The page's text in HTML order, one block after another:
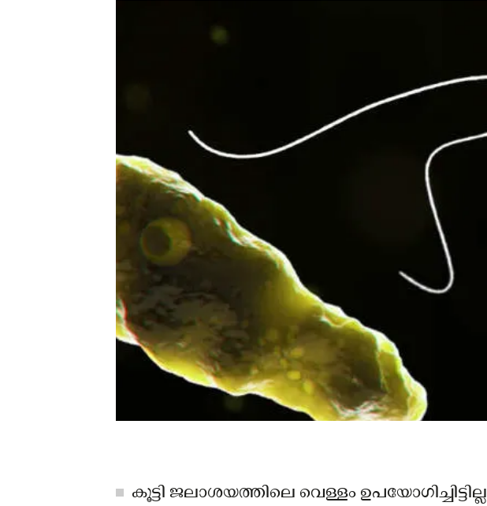
കൂട്ടി ജലാശയത്തിലെ വെള്ളം ഉപയോഗിച്ചിട്ടില്ല